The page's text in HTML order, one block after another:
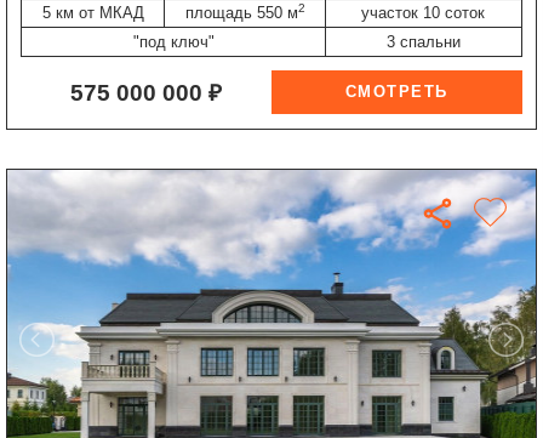
5 км от МКАД
площадь 550 м2
участок 10 соток
"под ключ"
3 спальни
575 000 000 ₽